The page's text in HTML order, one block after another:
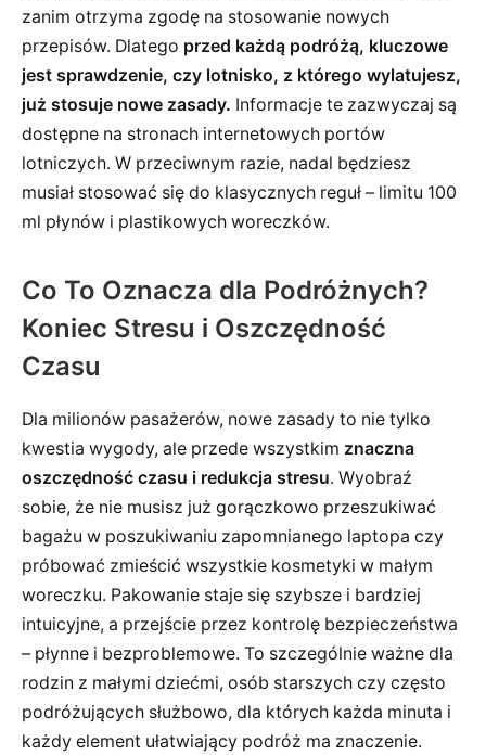
zanim otrzyma zgodę na stosowanie nowych
przepisów. Dlatego przed każdą podróżą, kluczowe
jest sprawdzenie, czy lotnisko, z którego wylatujesz,
już stosuje nowe zasady. Informacje te zazwyczaj są
dostępne na stronach internetowych portów
lotniczych. W przeciwnym razie, nadal będziesz
musiał stosować się do klasycznych reguł – limitu 100
ml płynów i plastikowych woreczków.
Co To Oznacza dla Podróżnych?
Koniec Stresu i Oszczędność
Czasu
Dla milionów pasażerów, nowe zasady to nie tylko
kwestia wygody, ale przede wszystkim znaczna
oszczędność czasu i redukcja stresu. Wyobraź
sobie, że nie musisz już gorączkowo przeszukiwać
bagażu w poszukiwaniu zapomnianego laptopa czy
próbować zmieścić wszystkie kosmetyki w małym
woreczku. Pakowanie staje się szybsze i bardziej
intuicyjne, a przejście przez kontrolę bezpieczeństwa
– płynne i bezproblemowe. To szczególnie ważne dla
rodzin z małymi dziećmi, osób starszych czy często
podróżujących służbowo, dla których każda minuta i
każdy element ułatwiający podróż ma znaczenie.